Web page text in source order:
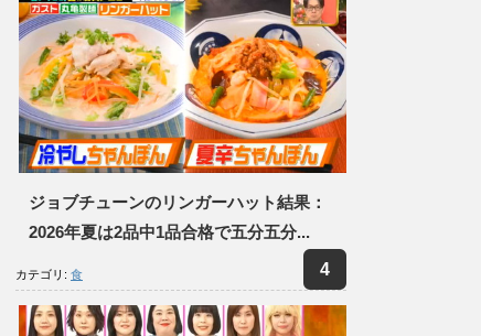
ジョブチューンのリンガーハット結果：
2026年夏は2品中1品合格で五分五分...
カテゴリ: 食